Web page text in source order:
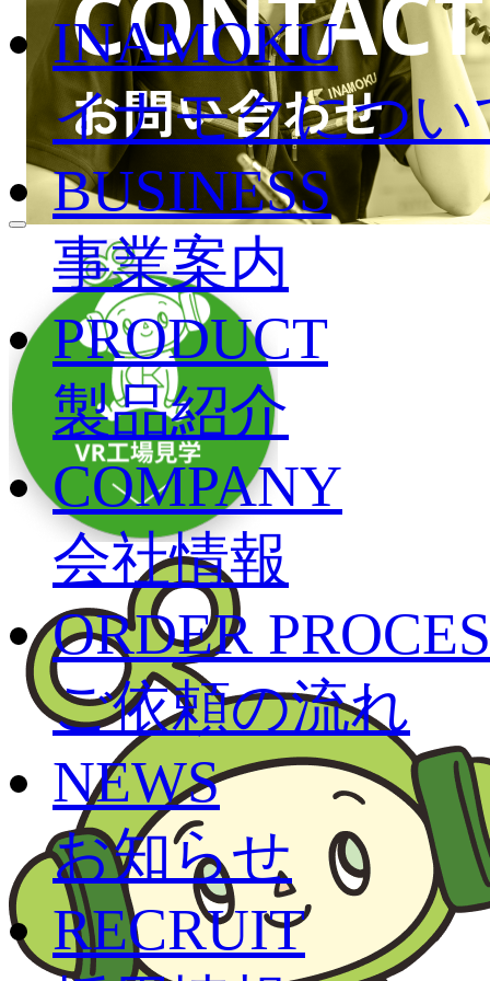
INAMOKU
イナモクについ
BUSINESS
事業案内
PRODUCT
製品紹介
COMPANY
会社情報
ORDER
ご依頼の流れ
NEWS
お知らせ
RECRUIT